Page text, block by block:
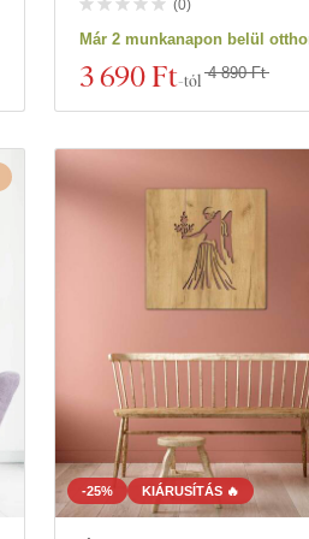
(0)
Már 2 munkanapon belül
3 690 Ft-tól 4 890 Ft
-25% KIÁRUSÍTÁS 🔥